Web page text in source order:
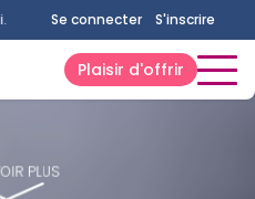
la page horaires.
Se connecter S'inscrire
Plaisir d'offrir
PLUS